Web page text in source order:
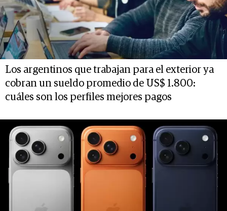
Los argentinos que trabajan para el exterior ya
cobran un sueldo promedio de US$ 1.800:
cuáles son los perfiles mejores pagos